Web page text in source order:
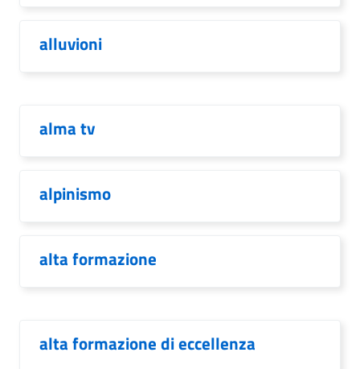
alluvioni
alma tv
alpinismo
alta formazione
alta formazione di eccellenza